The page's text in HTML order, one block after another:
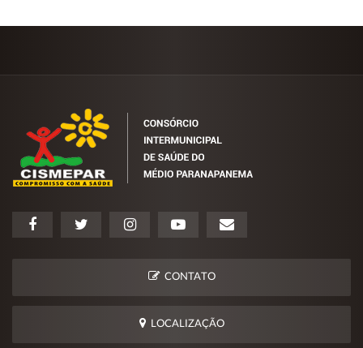
CONTATO
LOCALIZAÇÃO